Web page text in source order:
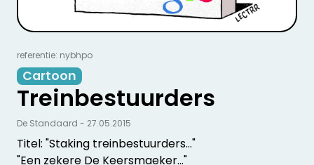
referentie: nybhpo
Cartoon
Treinbestuurders
Titel: "Staking treinbestuurders..."
"Een zekere De Keersmaeker..."
De Standaard - 27.05.2015